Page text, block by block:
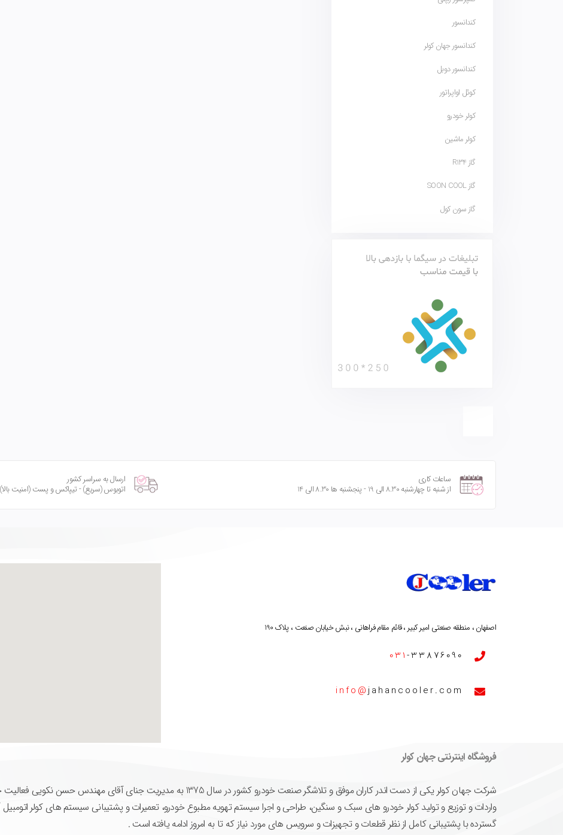
کندانسور
کندانسور جهان کولر
کندانسور دوبل
کوئل اواپراتور
کولر خودرو
کولر ماشین
گاز R134
گاز SOON COOL
گاز سون کول
ساعات کاری
از شنبه تا چهارشنبه 8.30 الی 19 - پنجشنبه ها 8.30 الی 14
ارسال به سراسر کشور
اتوبوس (سریع) - تیپاکس و پست (امنیت بالا)
اصفهان ، منطقه صنعتی امیر کبیر ، قائم مقام فراهانی ، نبش خیابان صنعت ، پلاک 190
031-33876090
info@jahancooler.com
فروشگاه اینترنتی جهان کولر
شرکت جهان کولر یکی از دست اندر کاران موفق و تلاشگر صنعت خودرو کشور در سال 1375 به مدیریت جنای آقای
واردات و توزیع و تولید کولر خودرو های سبک و سنگین، طراحی و اجرا سیستم تهویه مطبوع خودرو، تعمیرات و پشتیبانی سیستم های کولر
گسترده با پشتیبانی کامل از نظر قطعات و تجهیزات و سرویس های مورد نیاز که تا به امروز ادامه یافته است .